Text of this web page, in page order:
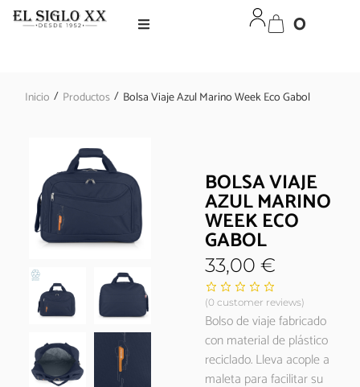
0
Inicio / Productos / Bolsa Viaje Azul Marino Week Eco Gabol
BOLSA VIAJE
AZUL MARINO
WEEK ECO
GABOL
33,00€
(0 customer reviews)
Bolso de viaje fabricado
con material de plástico
reciclado. Lleva acople a
maleta para facilitar su